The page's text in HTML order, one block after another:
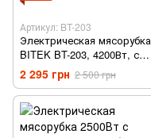
Артикул: BT-203
Электрическая мясорубка
BITEK BT-203, 4200Вт, с
насадками для домашней
колбасы и овощей
2 295 грн 2 500 грн